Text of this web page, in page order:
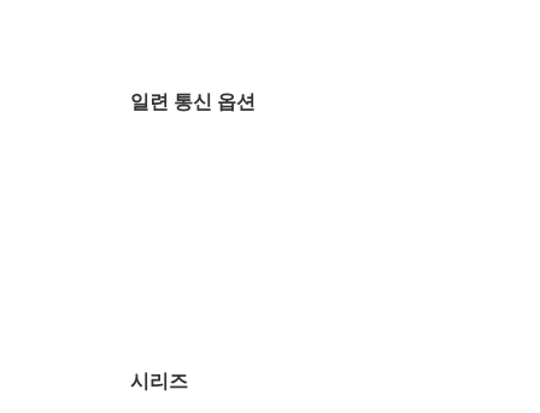
일련 통신 옵션
시리즈